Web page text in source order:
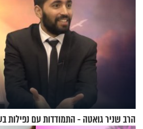
הרב שניר גואטה - התמודדות עם נפילות